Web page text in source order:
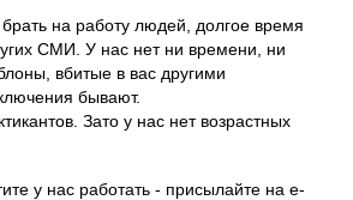
на работу людей, долгое время
СМИ. У нас нет ни времени, ни
вбитые в вас другими
бывают.
Зато у нас нет возрастных
у нас работать - присылайте на e-